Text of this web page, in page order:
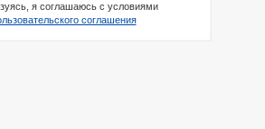
я соглашаюсь с условиями
соглашения